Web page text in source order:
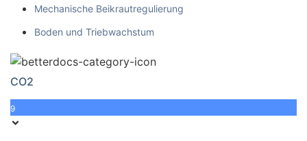
Mechanische Beikrautregulierung
Boden und Triebwachstum
CO2
9